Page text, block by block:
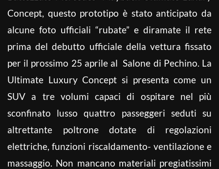
Concept, questo prototipo è stato anticipato da
alcune foto ufficiali “rubate” e diramate il rete
prima del debutto ufficiale della vettura fissato
per il prossimo 25 aprile al Salone di Pechino. La
Ultimate Luxury Concept si presenta come un
SUV a tre volumi capaci di ospitare nel più
sconfinato lusso quattro passeggeri seduti su
altrettante poltrone dotate di regolazioni
elettriche, funzioni riscaldamento- ventilazione e
massaggio. Non mancano materiali pregiatissimi